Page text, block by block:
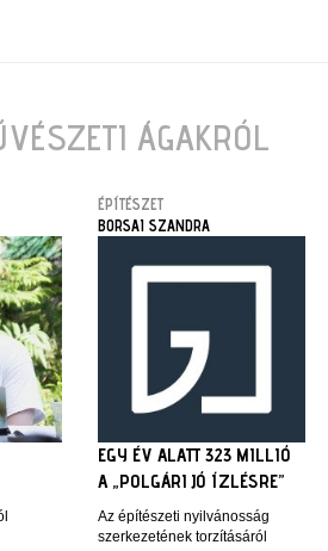
ÁGAKRÓL
ÉPÍTÉSZET
BORSAI SZANDRA
EGY ÉV ALATT 323 MILLIÓ
A „POLGÁRI JÓ ÍZLÉSRE”
Az építészeti nyilvánosság
szerkezetének torzításáról